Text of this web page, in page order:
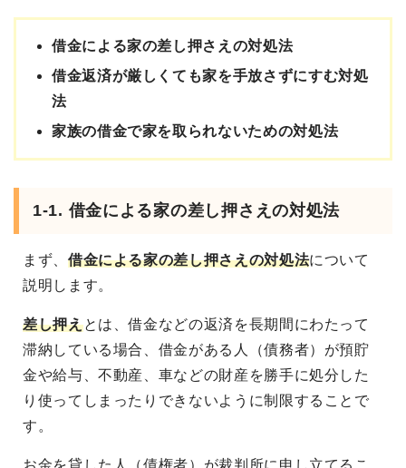
借金による家の差し押さえの対処法
借金返済が厳しくても家を手放さずにすむ対処
法
家族の借金で家を取られないための対処法
1-1. 借金による家の差し押さえの対処法
まず、 借金による家の差し押さえの対処法について
説明します。
差し押えとは、借金などの返済を長期間にわたって
滞納している場合、借金がある人（債務者）が預貯
金や給与、不動産、車などの財産を勝手に処分した
り使ってしまったりできないように制限することで
す。